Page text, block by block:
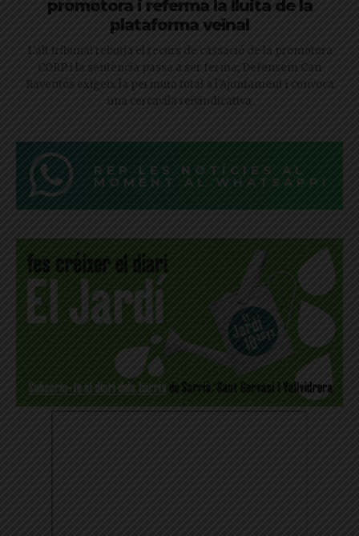
promotora i referma la lluita de la
plataforma veïnal
L'alt tribunal rebutja el recurs de cassació de la promotora
CORP i la sentència passa a ser ferma; Defensem Can
Raventós exigeix la permuta total a l'Ajuntament i convoca
una cercavila reivindicativa
REP LES NOTÍCIES AL
MOMENT AL WHATSAPP!